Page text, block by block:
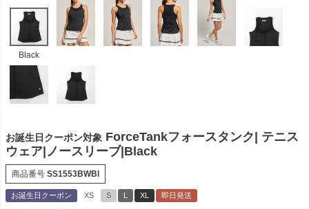
Black
お誕生日クーポン対象 ForceTankフォースタンク| テニス
ウェア|ノースリーブ|Black
商品番号 SS1553BWBl
お誕生日クーポン XS S L XL 即日発送